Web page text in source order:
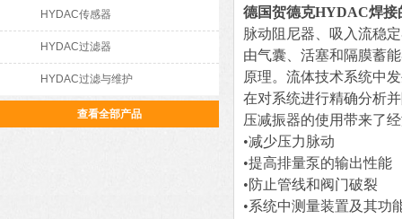
HYDAC传感器
HYDAC过滤器
HYDAC过滤与维护
查看全部产品
德国贺德克HYDAC焊接
脉动阻尼器、吸入流稳
由气囊、活塞和隔膜蓄
原理。流体技术系统中
在对系统进行精确分析
压减振器的使用带来了
•减少压力脉动
•提高排量泵的输出性能
•防止管线和阀门破裂
•系统中测量装置及其功